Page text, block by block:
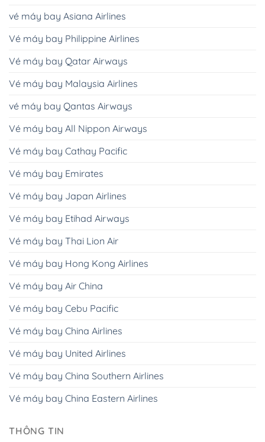
vé máy bay Asiana Airlines
Vé máy bay Philippine Airlines
Vé máy bay Qatar Airways
Vé máy bay Malaysia Airlines
vé máy bay Qantas Airways
Vé máy bay All Nippon Airways
Vé máy bay Cathay Pacific
Vé máy bay Emirates
Vé máy bay Japan Airlines
Vé máy bay Etihad Airways
Vé máy bay Thai Lion Air
Vé máy bay Hong Kong Airlines
Vé máy bay Air China
Vé máy bay Cebu Pacific
Vé máy bay China Airlines
Vé máy bay United Airlines
Vé máy bay China Southern Airlines
Vé máy bay China Eastern Airlines
THÔNG TIN